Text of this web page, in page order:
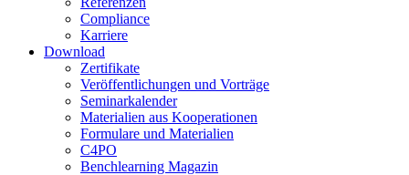
Compliance
Karriere
Download
Zertifikate
Veröffentlichungen und Vorträge
Seminarkalender
Materialien aus Kooperationen
Formulare und Materialien
C4PO
Benchlearning Magazin